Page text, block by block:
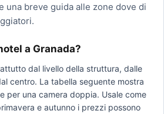
una breve guida alle zone dove di
a Granada?
dal livello della struttura, dalle
centro. La tabella seguente mostra
per una camera doppia. Usale come
e autunno i prezzi possono